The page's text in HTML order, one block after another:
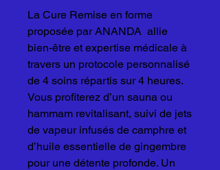
La Cure Remise en forme
proposée par ANANDA allie
bien-être et expertise médicale à
travers un protocole personnalisé
de 4 soins répartis sur 4 heures.
Vous profiterez d’un sauna ou
hammam revitalisant, suivi de jets
de vapeur infusés de camphre et
d’huile essentielle de gingembre
pour une détente profonde. Un